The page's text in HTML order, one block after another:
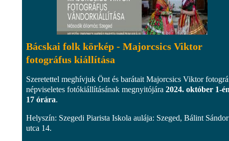
Bácskai folk körkép - Majorcsics Viktor
fotográfus kiállítása
Szeretettel meghívjuk Önt és barátait Majorcsics Viktor
népviseletes fotókiállításának megnyitójára 2024. október 1-
17 órára.
Helyszín: Szegedi Piarista Iskola aulája: Szeged, Bálint Sándor
utca 14.